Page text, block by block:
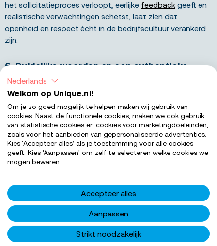
het sollicitatieproces verloopt, eerlijke feedback geeft en
realistische verwachtingen schetst, laat zien dat
openheid en respect écht in de bedrijfscultuur verankerd
zijn.
6. Duidelijke waarden en een authentieke
bedrijfscultuur
Bijna elke organisatie zegt wel een ‘goede bedrijfscultuur’
te hebben, maar wat betekent dat nu echt in de praktijk?
Een topwerkgever kan dat glashelder uitleggen. Wat zijn
de kernwaarden van het bedrijf? Hoe komen die waarden
tot leven in het dagelijks werk? En minstens zo belangrijk:
sluiten deze waarden aan bij wat jij zelf belangrijk vindt?
Tijdens je kennismakingsgesprekken merk je vaak snel of
een organisatie haar waarden ook echt naleeft. Wordt er
bijvoorbeeld ingezet op diversiteit en inclusie,
duurzaamheid of maatschappelijke betrokkenheid? Kun je
merken dat deze waarden niet alleen op papier staan,
Nederlands
Welkom op Unique.nl!
Om je zo goed mogelijk te helpen maken wij gebruik van
cookies. Naast de functionele cookies, maken we ook gebruik
van statistische cookies en cookies voor marketingdoeleinden,
zoals voor het aanbieden van gepersonaliseerde advertenties.
Kies ‘Accepteer alles’ als je toestemming voor alle cookies
geeft. Kies 'Aanpassen' om zelf te selecteren welke cookies we
mogen bewaren.
Accepteer alles
Aanpassen
Strikt noodzakelijk